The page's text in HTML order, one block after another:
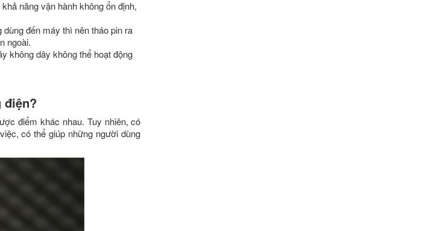
năng vận hành không ổn định,
đến máy thì nên tháo pin ra
ngoài.
không dây không thể hoạt động
điện?
điểm khác nhau. Tuy nhiên, có
có thể giúp những người dùng